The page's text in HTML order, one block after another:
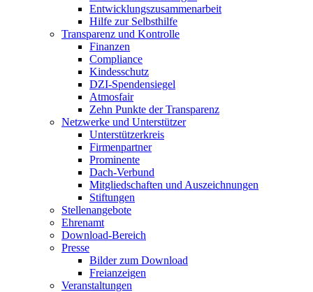
Entwicklungs­zusammenarbeit
Hilfe zur Selbsthilfe
Transparenz und Kontrolle
Finanzen
Compliance
Kindesschutz
DZI-Spendensiegel
Atmosfair
Zehn Punkte der Transparenz
Netzwerke und Unterstützer
Unterstützerkreis
Firmenpartner
Prominente
Dach-Verbund
Mitgliedschaften und Auszeichnungen
Stiftungen
Stellenangebote
Ehrenamt
Download-Bereich
Presse
Bilder zum Download
Freianzeigen
Veranstaltungen